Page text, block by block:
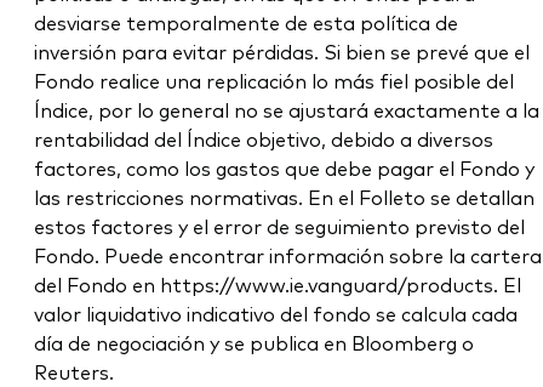
desviarse temporalmente de esta política de
inversión para evitar pérdidas. Si bien se prevé que el
Fondo realice una replicación lo más fiel posible del
Índice, por lo general no se ajustará exactamente a la
rentabilidad del Índice objetivo, debido a diversos
factores, como los gastos que debe pagar el Fondo y
las restricciones normativas. En el Folleto se detallan
estos factores y el error de seguimiento previsto del
Fondo. Puede encontrar información sobre la cartera
del Fondo en https://www.ie.vanguard/products. El
valor liquidativo indicativo del fondo se calcula cada
día de negociación y se publica en Bloomberg o
Reuters.